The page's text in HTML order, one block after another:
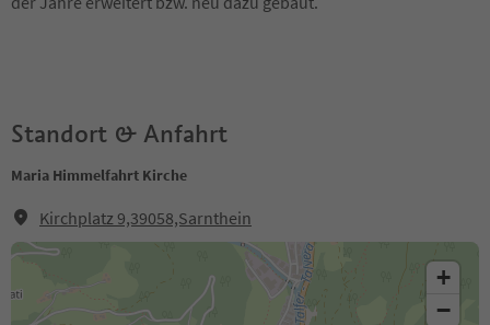
Standort & Anfahrt
Maria Himmelfahrt Kirche
Kirchplatz 9,39058,Sarnthein
+
−